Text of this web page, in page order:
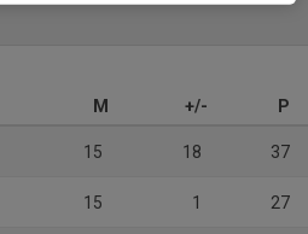
M +/- P
15 18 37
15 1 27